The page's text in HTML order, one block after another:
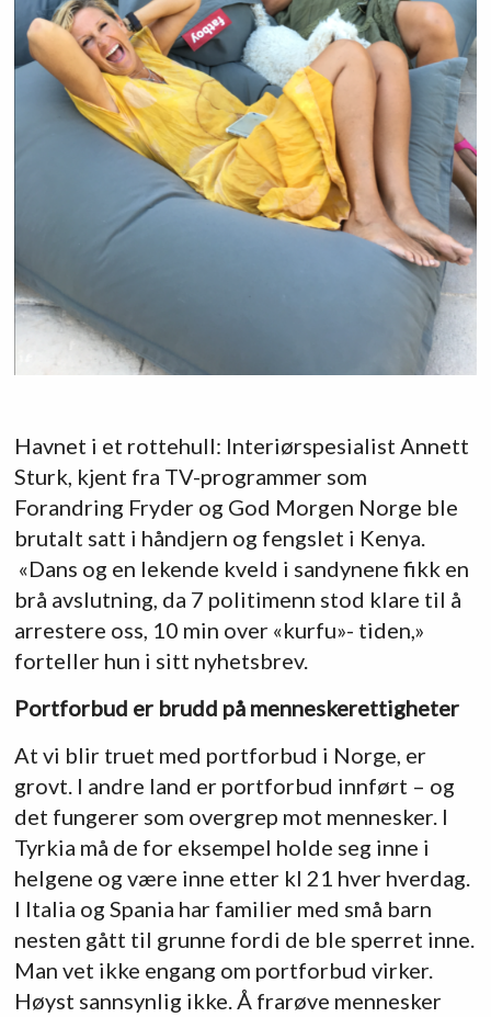
Havnet i et rottehull: Interiørspesialist Annett
Sturk, kjent fra TV-programmer som
Forandring Fryder og God Morgen Norge ble
brutalt satt i håndjern og fengslet i Kenya.
«Dans og en lekende kveld i sandynene fikk en
brå avslutning, da 7 politimenn stod klare til å
arrestere oss, 10 min over «kurfu»- tiden,»
forteller hun i sitt nyhetsbrev.
Portforbud er brudd på menneskerettigheter
At vi blir truet med portforbud i Norge, er
grovt. I andre land er portforbud innført – og
det fungerer som overgrep mot mennesker. I
Tyrkia må de for eksempel holde seg inne i
helgene og være inne etter kl 21 hver hverdag.
I Italia og Spania har familier med små barn
nesten gått til grunne fordi de ble sperret inne.
Man vet ikke engang om portforbud virker.
Høyst sannsynlig ikke. Å frarøve mennesker